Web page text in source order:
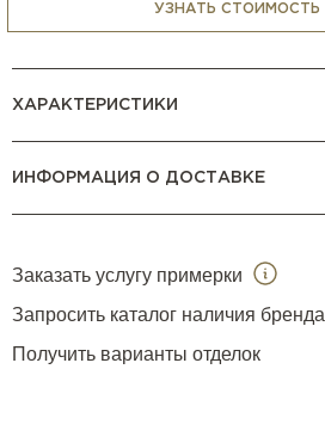
УЗНАТЬ СТОИМОСТЬ
ХАРАКТЕРИСТИКИ
ИНФОРМАЦИЯ О ДОСТАВКЕ
Заказать услугу примерки
Запросить каталог наличия бренда
Получить варианты отделок